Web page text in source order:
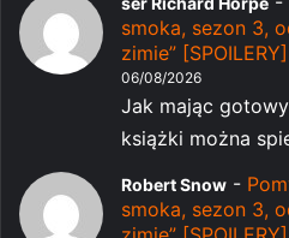
smoka, sezon 3,
zimie” [SPOILERY]
06/08/2026
Jak mając
książki można
Robert Snow -
smoka, sezon 3,